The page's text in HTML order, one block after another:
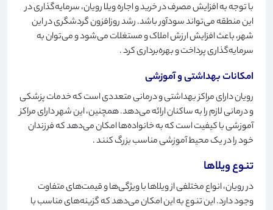
با توجه به افزایش مصرف در خرید و اجاره ویلا رویان، سرمایه‌گذاری در
این منطقه می‌تواند سودآور باشد. رشد روزافزون گردشگری در این
شهر، باعث افزایش ارزش املاک و مستغلات می‌شود و می‌توان به
سرمایه‌گذاری پرداخت و بهره‌برداری کرد.
امکانات بهداشتی و آموزشی
رویان دارای مراکز بهداشتی و درمانی متعددی است که خدمات پزشکی
و درمانی لازم را به ساکنان ارائه می‌دهد. همچنین، این شهر دارای مراکز
آموزشی با کیفیت است که به خانواده‌ها امکان می‌دهد که فرزندان
خود را در یک محیط آموزشی مناسب بزرگ کنند.
تنوع ویلاها
در رویان، انواع مختلفی از ویلاها با ویژگی‌ها و قیمت‌های متفاوت
وجود دارد. این تنوع به این امکان می‌دهد که گزینه‌های مناسب با